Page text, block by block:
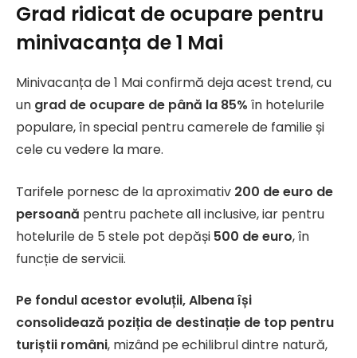
Grad ridicat de ocupare pentru
minivacanța de 1 Mai
Minivacanța de 1 Mai confirmă deja acest trend, cu
un grad de ocupare de până la 85% în hotelurile
populare, în special pentru camerele de familie și
cele cu vedere la mare.
Tarifele pornesc de la aproximativ 200 de euro de
persoană pentru pachete all inclusive, iar pentru
hotelurile de 5 stele pot depăși 500 de euro, în
funcție de servicii.
Pe fondul acestor evoluții, Albena își
consolidează poziția de destinație de top pentru
turiștii români, mizând pe echilibrul dintre natură,